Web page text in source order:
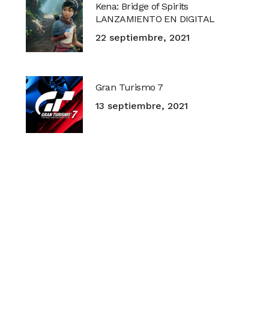
Kena: Bridge of Spirits
LANZAMIENTO EN DIGITAL
22 septiembre, 2021
Gran Turismo 7
13 septiembre, 2021